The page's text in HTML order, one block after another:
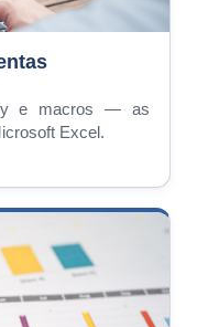
e macros — as
Excel.